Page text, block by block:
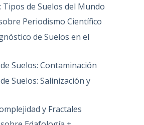
Tipos de Suelos del Mundo
Periodismo Científico
de Suelos en el
Suelos: Contaminación
Suelos: Salinización y
y Fractales